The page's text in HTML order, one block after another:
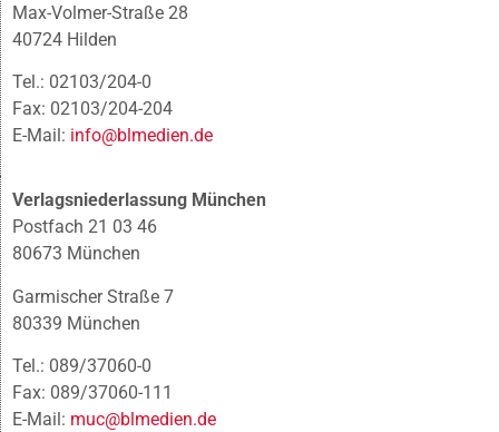
Max-Volmer-Straße 28
40724 Hilden
Tel.: 02103/204-0
Fax: 02103/204-204
E-Mail: info@blmedien.de
Verlagsniederlassung München
Postfach 21 03 46
80673 München
Garmischer Straße 7
80339 München
Tel.: 089/37060-0
Fax: 089/37060-111
E-Mail: muc@blmedien.de